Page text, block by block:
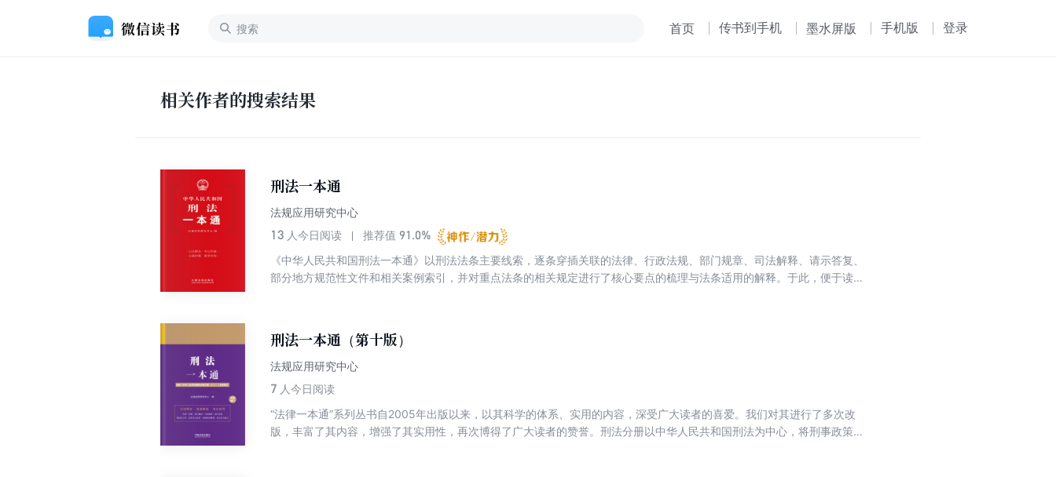
首页 传书到手机 墨水屏版 手机版 登录
相关作者的搜索结果
刑法一本通
法规应用研究中心
13 人今日阅读 推荐值 91.0%
《中华人民共和国刑法一本通》以刑法法条主要线索，逐条穿插关联的法律、行政法规、部门规章、司法解释、请示答复、
部分地方规范性文件和相关案例索引，并对重点法条的相关规定进行了核心要点的梳理与法条适用的解释。于此，便于读者
刑法一本通（第十版）
法规应用研究中心
7 人今日阅读
“法律一本通”系列丛书自2005年出版以来，以其科学的体系、实用的内容，深受广大读者的喜爱。我们对其进行了多次改
版，丰富了其内容，增强了其实用性，再次博得了广大读者的赞誉。刑法分册以中华人民共和国刑法为中心，将刑事政策等